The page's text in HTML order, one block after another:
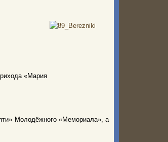
«Мария
Молодёжного «Мемориала», а